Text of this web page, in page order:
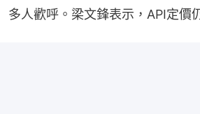
多人歡呼。梁文鋒表示，API定價